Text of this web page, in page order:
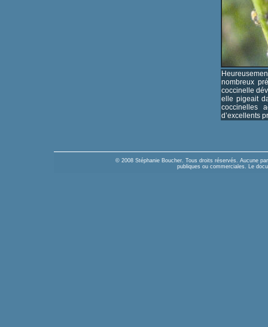
nombreux
coccinelle
elle pigeait
coccinelles
d’excellents
© 2008 Stéphanie Boucher. Tous droits réservés. Aucune
publiques ou commerciales. Le